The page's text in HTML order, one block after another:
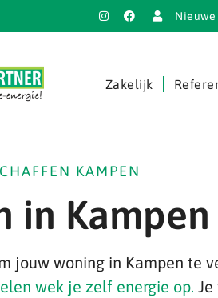
Zakelijk
KAMPEN
in Kampen
jouw woning in Kampen te
wek je zelf energie op.